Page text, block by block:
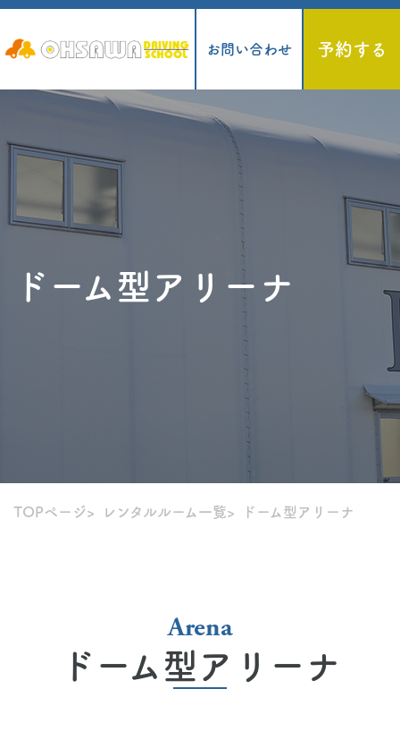
お問い合わせ 予約する
ドーム型アリーナ
TOPページ レンタルルーム一覧 ドーム型アリーナ
Arena
ドーム型アリーナ